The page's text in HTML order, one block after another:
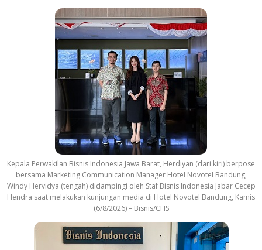
Kepala Perwakilan Bisnis Indonesia Jawa Barat, Herdiyan (dari kiri) berpose
bersama Marketing Communication Manager Hotel Novotel Bandung,
Windy Hervidya (tengah) didampingi oleh Staf Bisnis Indonesia Jabar Cecep
Hendra saat melakukan kunjungan media di Hotel Novotel Bandung, Kamis
(6/8/2026) – Bisnis/CHS